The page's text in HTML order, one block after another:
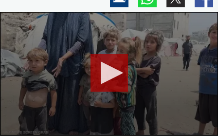
0
seconds
minutes,
55
seconds